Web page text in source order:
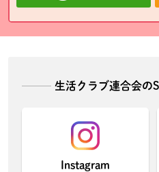
生活クラブ連合会の
Instagram